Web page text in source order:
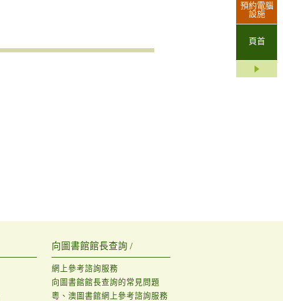
預約電腦
設施
頁首
向圖書館館長查詢 /
網上參考諮詢服務
向圖書館館長查詢的常見問題
粵、澳圖書館網上參考諮詢服務